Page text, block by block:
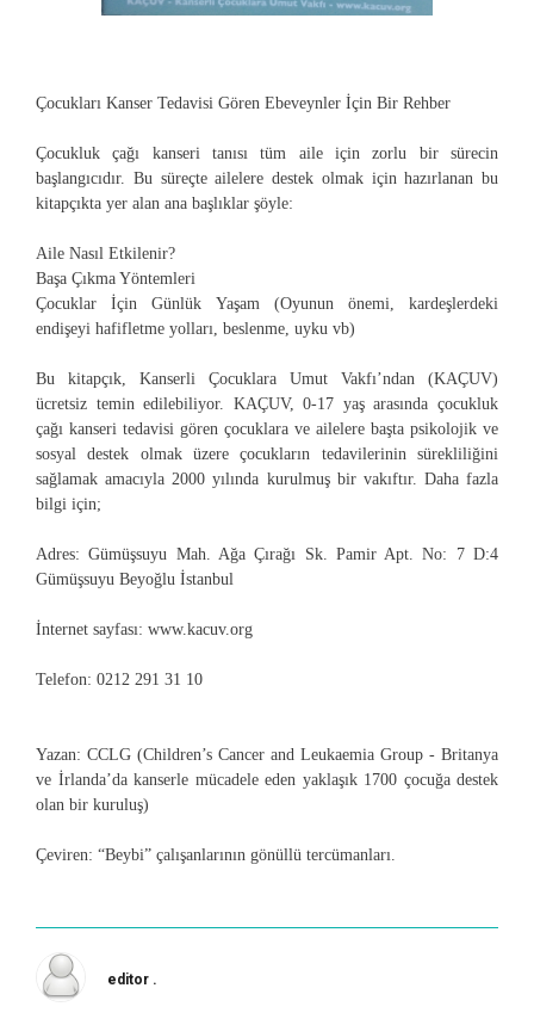
Çocukları Kanser Tedavisi Gören Ebeveynler İçin Bir Rehber
Çocukluk çağı kanseri tanısı tüm aile için zorlu bir sürecin
başlangıcıdır. Bu süreçte ailelere destek olmak için hazırlanan bu
kitapçıkta yer alan ana başlıklar şöyle:
Aile Nasıl Etkilenir?
Başa Çıkma Yöntemleri
Çocuklar İçin Günlük Yaşam (Oyunun önemi, kardeşlerdeki
endişeyi hafifletme yolları, beslenme, uyku vb)
Bu kitapçık, Kanserli Çocuklara Umut Vakfı’ndan (KAÇUV)
ücretsiz temin edilebiliyor. KAÇUV, 0-17 yaş arasında çocukluk
çağı kanseri tedavisi gören çocuklara ve ailelere başta psikolojik ve
sosyal destek olmak üzere çocukların tedavilerinin sürekliliğini
sağlamak amacıyla 2000 yılında kurulmuş bir vakıftır. Daha fazla
bilgi için;
Adres: Gümüşsuyu Mah. Ağa Çırağı Sk. Pamir Apt. No: 7 D:4
Gümüşsuyu Beyoğlu İstanbul
İnternet sayfası: www.kacuv.org
Telefon: 0212 291 31 10
Yazan: CCLG (Children’s Cancer and Leukaemia Group - Britanya
ve İrlanda’da kanserle mücadele eden yaklaşık 1700 çocuğa destek
olan bir kuruluş)
Çeviren: “Beybi” çalışanlarının gönüllü tercümanları.
editor .